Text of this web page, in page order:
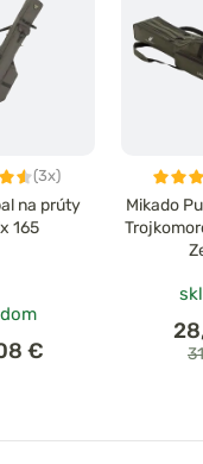
(3x)
na prúty
165
€
Mikado